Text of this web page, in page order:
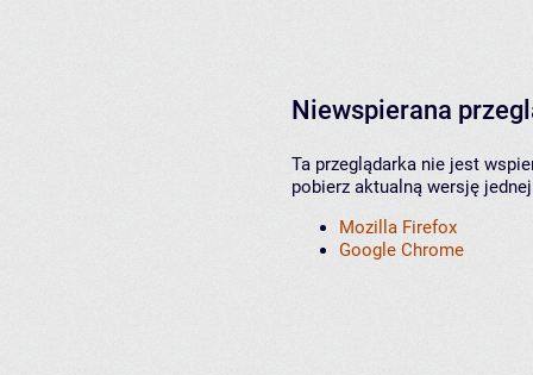
Niewspierana
Ta przeglądarka nie jest
pobierz aktualną wersję
Mozilla Firefox
Google Chrome